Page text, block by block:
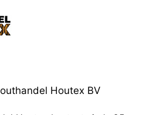
Houtex BV